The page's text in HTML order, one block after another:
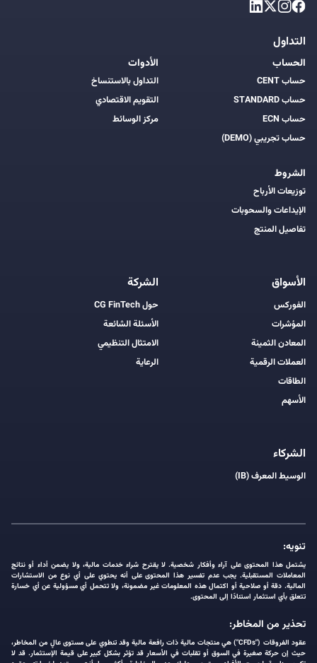
التداول
الحساب
حساب CENT
حساب STANDARD
حساب ECN
حساب تجريبي (DEMO)
الشروط
توزيعات الأرباح
الإيداعات والسحوبات
تفاصيل المنتج
الأدوات
التداول بالاستنساخ
التقويم الاقتصادي
مركز الوسائط
الأسواق
الفوركس
المؤشرات
المعادن الثمينة
العملات الرقمية
الطاقات
الأسهم
الشركة
حول CG FinTech
الأسئلة الشائعة
الامتثال التنظيمي
الرعاية
الشركاء
الوسيط المعرف (IB)
تنويه:
يشتمل هذا المحتوى على آراء وأفكار شخصية. لا يقترح شراء خدمات مالية، ولا يضمن أداء أو نتائج
المعاملات المستقبلية. يجب عدم تفسير هذا المحتوى على أنه يحتوي على أي نوع من الاستشارات
المالية. دقة أو صلاحية أو اكتمال هذه المعلومات غير مضمونة، ولا تتحمل أي مسؤولية عن أي خسارة
تتعلق بأي استثمار استنادًا إلى المحتوى.
تحذير من المخاطر:
عقود الفروقات ("CFDs") هي منتجات مالية ذات رافعة مالية وقد تنطوي على مستوى عالٍ من المخاطر،
حيث إن حركة صغيرة في السوق أو تقلبات في الأسعار قد تؤثر بشكل كبير على قيمة الإستثمار. قد لا